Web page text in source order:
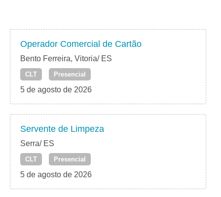
Operador Comercial de Cartão
Bento Ferreira, Vitoria/ ES
CLT Presencial
5 de agosto de 2026
Servente de Limpeza
Serra/ ES
CLT Presencial
5 de agosto de 2026